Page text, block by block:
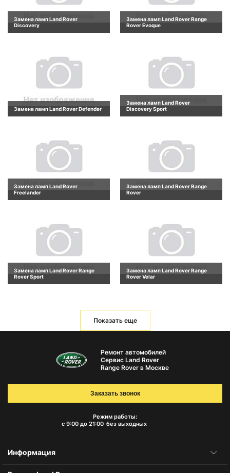
Замена ламп Land Rover
Discovery
Замена ламп Land Rover Range
Rover Evoque
Замена ламп Land Rover Defender
Замена ламп Land Rover
Discovery Sport
Замена ламп Land Rover
Freelander
Замена ламп Land Rover Range
Rover
Замена ламп Land Rover Range
Rover Sport
Замена ламп Land Rover Range
Rover Velar
Показать еще
Ремонт автомобилей
Сервис Land Rover
Range Rover в Москве
Режим работы:
с 9:00 до 21:00 без выходных
Заказать звонок
Информация